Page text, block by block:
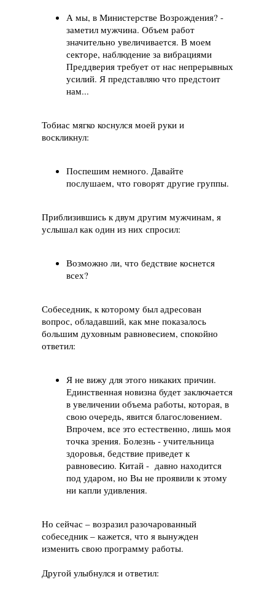
А мы, в Министерстве Возрождения? -
заметил мужчина. Объем работ
значительно увеличивается. В моем
секторе, наблюдение за вибрациями
Преддверия требует от нас непрерывных
усилий. Я представляю что предстоит
нам...
Тобиас мягко коснулся моей руки и
воскликнул:
Поспешим немного. Давайте
послушаем, что говорят другие группы.
Приблизившись к двум другим мужчинам, я
услышал как один из них спросил:
Возможно ли, что бедствие коснется
всех?
Собеседник, к которому был адресован
вопрос, обладавший, как мне показалось
большим духовным равновесием, спокойно
ответил:
Я не вижу для этого никаких причин.
Единственная новизна будет заключается
в увеличении объема работы, которая, в
свою очередь, явится благословением.
Впрочем, все это естественно, лишь моя
точка зрения. Болезнь - учительница
здоровья, бедствие приведет к
равновесию. Китай - давно находится
под ударом, но Вы не проявили к этому
ни капли удивления.
Но сейчас – возразил разочарованный
собеседник – кажется, что я вынужден
изменить свою программу работы.
Другой улыбнулся и ответил: